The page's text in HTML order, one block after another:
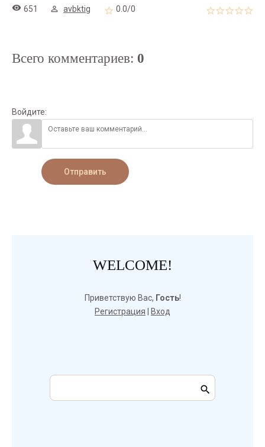
651 avbktig 0.0/0
Всего комментариев: 0
Войдите:
Отправить
WELCOME!
Приветствую Вас, Гость!
Регистрация
Вход